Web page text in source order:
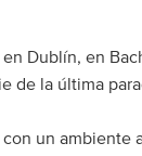
Dublín, en
de la última
un ambiente